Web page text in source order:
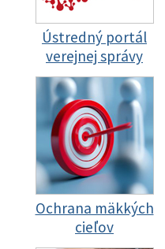
Ústredný portál
verejnej správy
Ochrana mäkkých
cieľov